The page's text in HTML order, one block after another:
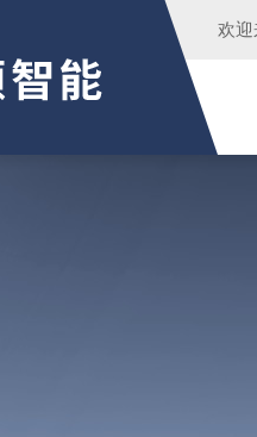
欢迎